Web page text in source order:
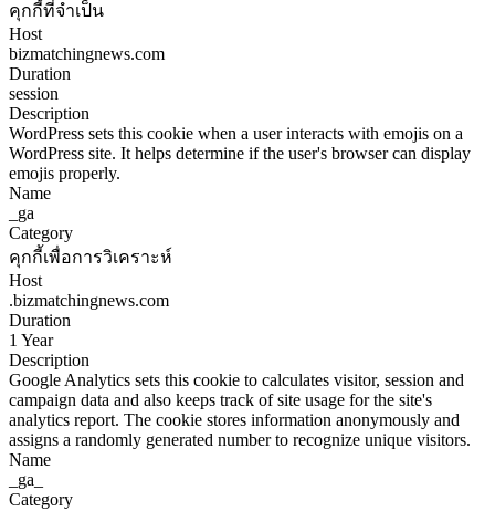
คุกกี้ที่จำเป็น
Host
bizmatchingnews.com
Duration
session
Description
WordPress sets this cookie when a user interacts with emojis on a
WordPress site. It helps determine if the user's browser can display
emojis properly.
Name
_ga
Category
คุกกี้เพื่อการวิเคราะห์
Host
.bizmatchingnews.com
Duration
1 Year
Description
Google Analytics sets this cookie to calculates visitor, session and
campaign data and also keeps track of site usage for the site's
analytics report. The cookie stores information anonymously and
assigns a randomly generated number to recognize unique visitors.
Name
_ga_
Category